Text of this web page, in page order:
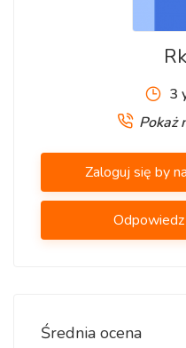
3
Pokaż
Zaloguj się by
Średnia ocena